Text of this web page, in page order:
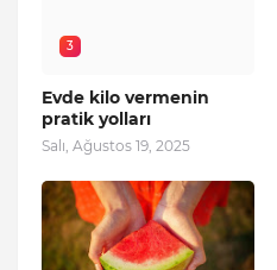
3
Evde kilo vermenin
pratik yolları
Salı, Ağustos 19, 2025